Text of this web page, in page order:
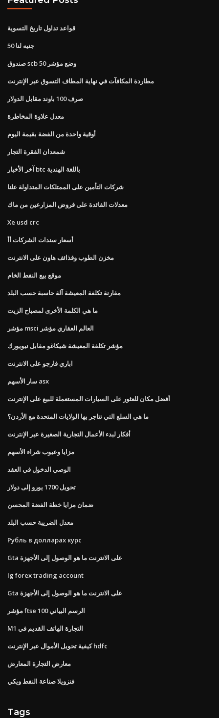
قواعد تداول تاريخ التسوية
50 جنيه لنا
صندوق scb وضع مؤشر 50
مطاردة المكافآت في نهاية المطاف التسوق عبر الإنترنت
صرف 100 باوند مقابل الدولار
معدل علاوة المخاطرة
أوقية واحدة من الفضة بقيمة اليوم
شمعدان الفقرة التجار
آخر الأخبار btc باللغة الهندية
شركات التأمين على الممتلكات المتداولة علنا
معدلات الفائدة على قروض المزارعين من ماك
Xe usd crc
أسعار سندات الشركات أأ
مخزن الطوب وقذائف هاون على الانترنت
موقع بيع النفط الخام
مقارنة تكلفة المعيشة آلة حاسبة حسب البلد
ما هي الكلمة الأخرى لمصباح الزيت
مؤشر msci العالم العقاري مؤشر
مؤشر تكلفة المعيشة شيكاغو مقابل نيويورك
اباري فارجو على الانترنت
سار الأسهم asx
أفضل مكان للعثور على السيارات المستعملة للبيع على الإنترنت
ما هي السلع التي تتاجر بها الولايات المتحدة مع الأردن؟
أفكار لبدء الأعمال التجارية الصغيرة عبر الإنترنت
مزايا وعيوب شراء الأسهم
الوصي الدخول في العقد
تحويل 1700 يورو إلى دولار
ضمان مزايا خطة الفضة المحسن
معدل الضريبة حسب البلد
Рубль в долларах курс
Gta على الانترنت ما هو الوصول إلى الأجهزة
Ig forex trading account
Gta على الانترنت ما هو الوصول إلى الأجهزة
مؤشر ftse 100 الرسم البياني
M1 التجارة الهاتف القديم في
كيفية تحويل الأموال عبر الإنترنت hdfc
معارض التجارة المعارض
فنزويلا صناعة النفط ويكي
Tags